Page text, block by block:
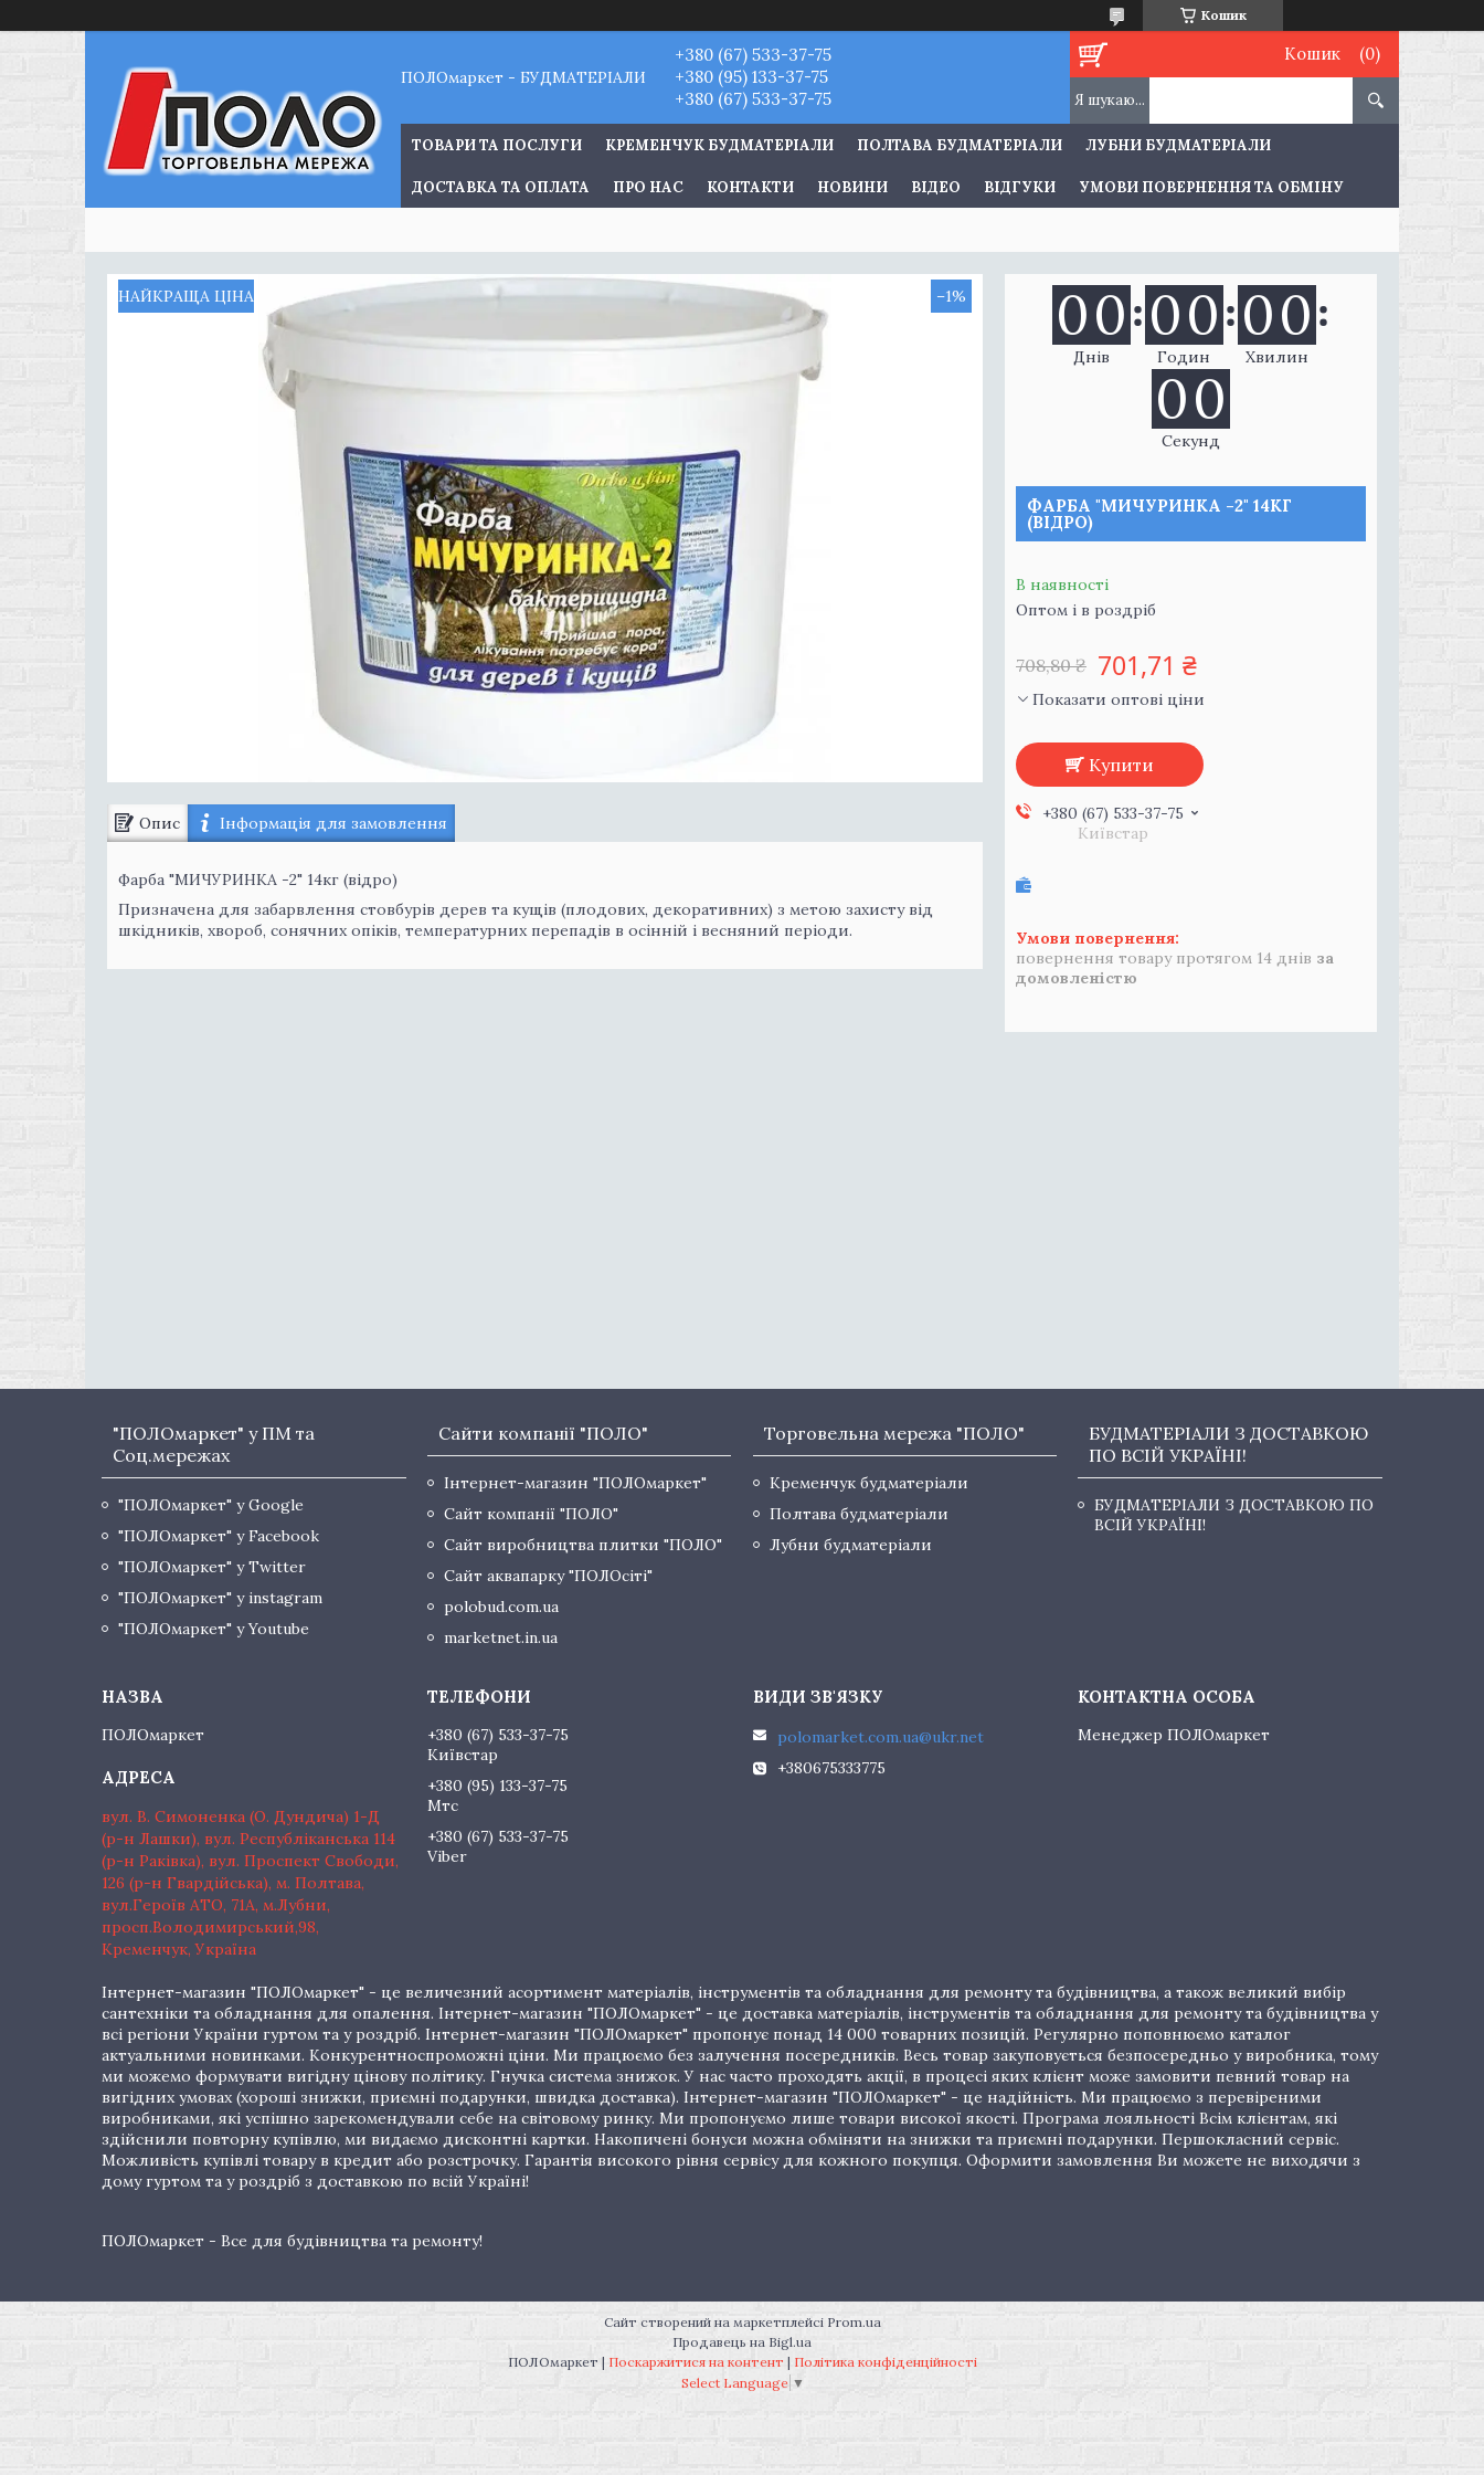
Кошик
ПОЛОмаркет - БУДМАТЕРІАЛИ
+380 (67) 533-37-75
+380 (95) 133-37-75
+380 (67) 533-37-75
Кошик
ТОВАРИ ТА ПОСЛУГИ КРЕМЕНЧУК БУДМАТЕРІАЛИ ПОЛТАВА БУДМАТЕРІАЛИ ЛУБНИ БУДМАТЕРІАЛИ
ДОСТАВКА ТА ОПЛАТА ПРО НАС КОНТАКТИ НОВИНИ ВІДЕО ВІДГУКИ УМОВИ ПОВЕРНЕННЯ ТА ОБМІНУ
НАЙКРАЩА ЦІНА –1%
Опис Інформація для замовлення
Фарба "МИЧУРИНКА -2" 14кг (відро)
Призначена для забарвлення стовбурів дерев та кущів (плодових, декоративних) з метою захисту від
шкідників, хвороб, сонячних опіків, температурних перепадів в осінній і весняний періоди.
00
Днів
00
Годин
00
Хвилин
00
Секунд
ФАРБА "МИЧУРИНКА -2" 14КГ
(ВІДРО)
В наявності
Оптом і в роздріб
708,80 ₴ 701,71 ₴
Показати оптові ціни
Купити
+380 (67) 533-37-75
Київстар
повернення товару протягом 14 днів за
домовленістю
"ПОЛОмаркет" у ПМ та
Соц.мережах
"ПОЛОмаркет" у Google
"ПОЛОмаркет" у Facebook
"ПОЛОмаркет" у Twitter
"ПОЛОмаркет" у instagram
"ПОЛОмаркет" у Youtube
Сайти компанії "ПОЛО"
Інтернет-магазин "ПОЛОмаркет"
Сайт компанії "ПОЛО"
Сайт виробництва плитки "ПОЛО"
Сайт аквапарку "ПОЛОсіті"
polobud.com.ua
marketnet.in.ua
Торговельна мережа "ПОЛО"
Кременчук будматеріали
Полтава будматеріали
Лубни будматеріали
БУДМАТЕРІАЛИ З ДОСТАВКОЮ
ПО ВСІЙ УКРАЇНІ!
БУДМАТЕРІАЛИ З ДОСТАВКОЮ ПО
ВСІЙ УКРАЇНІ!
ПОЛОмаркет
вул. В. Симоненка (О. Дундича) 1-Д
(р-н Лашки), вул. Республіканська 114
(р-н Раківка), вул. Проспект Свободи,
126 (р-н Гвардійська), м. Полтава,
вул.Героїв АТО, 71А, м.Лубни,
просп.Володимирський,98,
Кременчук, Україна
+380 (67) 533-37-75
Київстар
+380 (95) 133-37-75
Мтс
+380 (67) 533-37-75
Viber
polomarket.com.ua@ukr.net
+380675333775
Менеджер ПОЛОмаркет
Інтернет-магазин "ПОЛОмаркет" - це величезний асортимент матеріалів, інструментів та обладнання для ремонту та будівництва, а також великий вибір
сантехніки та обладнання для опалення. Інтернет-магазин "ПОЛОмаркет" - це доставка матеріалів, інструментів та обладнання для ремонту та будівництва у
всі регіони України гуртом та у роздріб. Інтернет-магазин "ПОЛОмаркет" пропонує понад 14 000 товарних позицій. Регулярно поповнюємо каталог
актуальними новинками. Конкурентноспроможні ціни. Ми працюємо без залучення посередників. Весь товар закуповується безпосередньо у виробника, тому
ми можемо формувати вигідну цінову політику. Гнучка система знижок. У нас часто проходять акції, в процесі яких клієнт може замовити певний товар на
вигідних умовах (хороші знижки, приємні подарунки, швидка доставка). Інтернет-магазин "ПОЛОмаркет" - це надійність. Ми працюємо з перевіреними
виробниками, які успішно зарекомендували себе на світовому ринку. Ми пропонуємо лише товари високої якості. Програма лояльності Всім клієнтам, які
здійснили повторну купівлю, ми видаємо дисконтні картки. Накопичені бонуси можна обміняти на знижки та приємні подарунки. Першокласний сервіс.
Можливість купівлі товару в кредит або розстрочку. Гарантія високого рівня сервісу для кожного покупця. Оформити замовлення Ви можете не виходячи з
дому гуртом та у роздріб з доставкою по всій Україні!
ПОЛОмаркет - Все для будівництва та ремонту!
Сайт створений на маркетплейсі Prom.ua
Продавець на Bigl.ua
ПОЛОмаркет | Поскаржитися на контент | Політика конфіденційності
Select Language ▼